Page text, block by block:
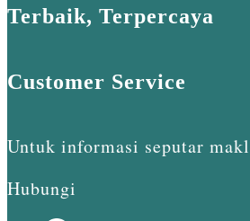
Terbaik, Terpercaya
Customer Service
Untuk informasi seputar
Hubungi